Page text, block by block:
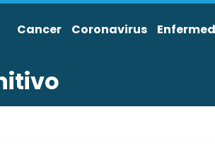
Cancer Coronavirus